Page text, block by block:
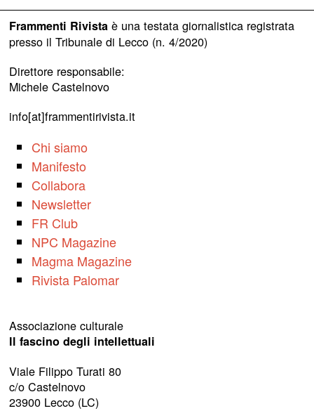
Frammenti Rivistaè una testata giornalistica registrata
presso il Tribunale di Lecco (n. 4/2020)
Direttore responsabile:
Michele Castelnovo
info[at]frammentirivista.it
Chi siamo
Manifesto
Collabora
Newsletter
FR Club
NPC Magazine
Magma Magazine
Rivista Palomar
Associazione culturale
Il fascino degli intellettuali
Viale Filippo Turati 80
c/o Castelnovo
23900 Lecco (LC)